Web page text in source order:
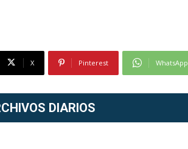
X Pinterest WhatsApp
DIARIOS